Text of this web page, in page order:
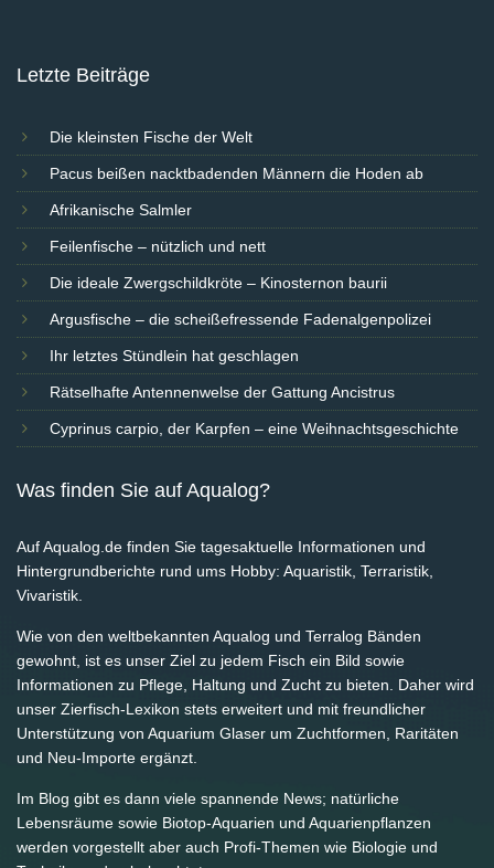
Letzte Beiträge
Die kleinsten Fische der Welt
Pacus beißen nacktbadenden Männern die Hoden ab
Afrikanische Salmler
Feilenfische – nützlich und nett
Die ideale Zwergschildkröte – Kinosternon baurii
Argusfische – die scheißefressende Fadenalgenpolizei
Ihr letztes Stündlein hat geschlagen
Rätselhafte Antennenwelse der Gattung Ancistrus
Cyprinus carpio, der Karpfen – eine Weihnachtsgeschichte
Was finden Sie auf Aqualog?
Auf Aqualog.de finden Sie tagesaktuelle Informationen und
Hintergrundberichte rund ums Hobby: Aquaristik, Terraristik,
Vivaristik.
Wie von den weltbekannten Aqualog und Terralog Bänden
gewohnt, ist es unser Ziel zu jedem Fisch ein Bild sowie
Informationen zu Pflege, Haltung und Zucht zu bieten. Daher wird
unser Zierfisch-Lexikon stets erweitert und mit freundlicher
Unterstützung von Aquarium Glaser um Zuchtformen, Raritäten
und Neu-Importe ergänzt.
Im Blog gibt es dann viele spannende News; natürliche
Lebensräume sowie Biotop-Aquarien und Aquarienpflanzen
werden vorgestellt aber auch Profi-Themen wie Biologie und